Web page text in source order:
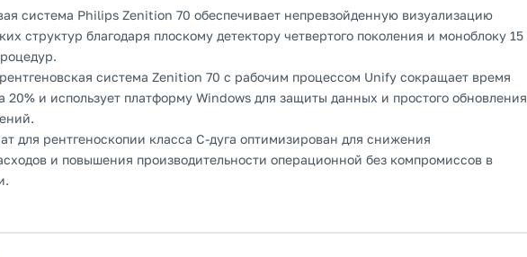
система Philips Zenition 70 обеспечивает непревзойденную визуализацию
структур благодаря плоскому детектору четвертого поколения и моноблоку 15
система Zenition 70 с рабочим процессом Unify сокращает время
20% и использует платформу Windows для защиты данных и простого обновления
для рентгеноскопии класса С-дуга оптимизирован для снижения
и повышения производительности операционной без компромиссов в